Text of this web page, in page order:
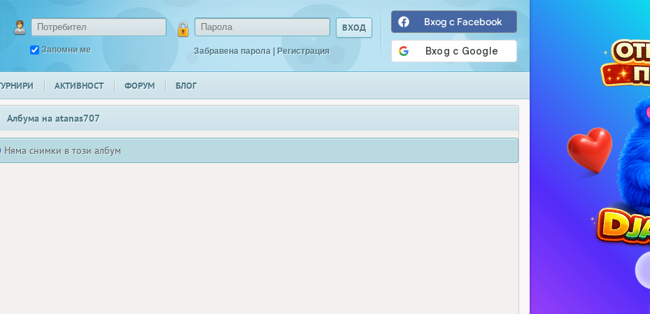
Запомни ме Забравена парола | Регистрация
Вход с Facebook
АКТИВНОСТ ФОРУМ БЛОГ
Албума на atanas707
Няма снимки в този албум